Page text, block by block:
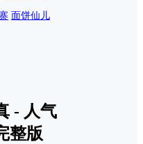
面饼仙儿
- 人气
整版